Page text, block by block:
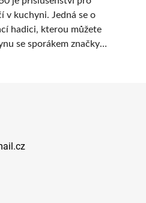
v kuchyni. Jedná se o
hadici, kterou můžete
se sporákem značky